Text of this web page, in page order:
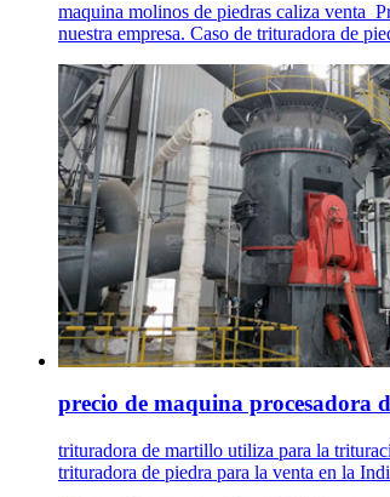
maquina molinos de piedras caliza
nuestra empresa. Caso de trituradora de
precio de maquina procesadora
trituradora de martillo utiliza para la
trituradora de piedra para la venta en la